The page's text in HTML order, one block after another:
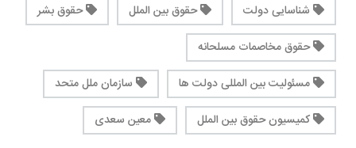
شناسایی دولت
حقوق بین الملل
حقوق بشر
حقوق مخاصمات مسلحانه
مسئولیت بین المللی دولت ها
سازمان ملل متحد
کمیسیون حقوق بین الملل
معین سعدی